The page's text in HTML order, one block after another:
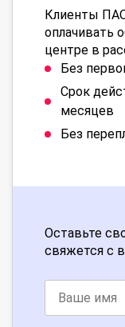
Клиенты
оплачивать
центре в
Без
Срок
месяцев
Без
Оставьте
свяжется с